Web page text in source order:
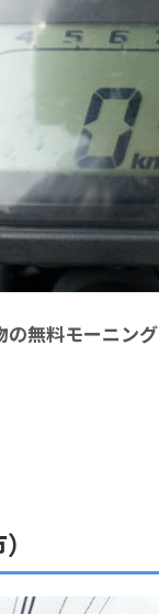
の無料モーニング